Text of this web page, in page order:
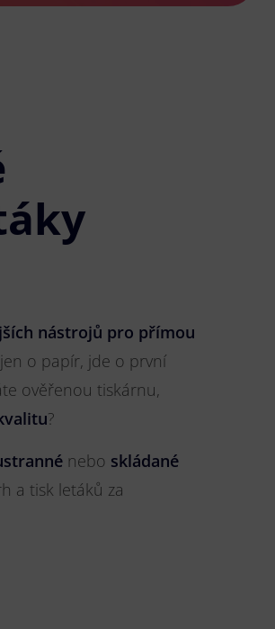
nástrojů pro přímou
o papír, jde o první
ověřenou tiskárnu,
?
nebo skládané
a tisk letáků za